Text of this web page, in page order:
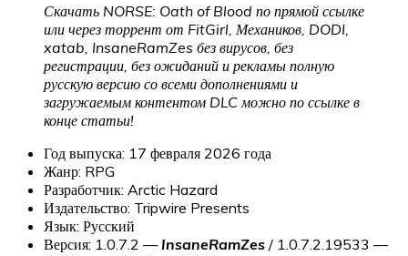
Скачать NORSE: Oath of Blood по прямой ссылке
или через торрент от FitGirl, Механиков, DODI,
xatab, InsaneRamZes без вирусов, без
регистрации, без ожиданий и рекламы полную
русскую версию со всеми дополнениями и
загружаемым контентом DLC можно по ссылке в
конце статьи!
Год выпуска: 17 февраля 2026 года
Жанр: RPG
Разработчик: Arctic Hazard
Издательство: Tripwire Presents
Язык: Русский
Версия: 1.0.7.2 — InsaneRamZes / 1.0.7.2.19533 —